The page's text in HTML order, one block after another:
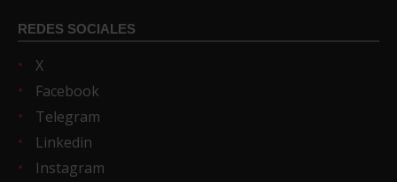
REDES SOCIALES
X
Facebook
Telegram
Linkedin
Instagram